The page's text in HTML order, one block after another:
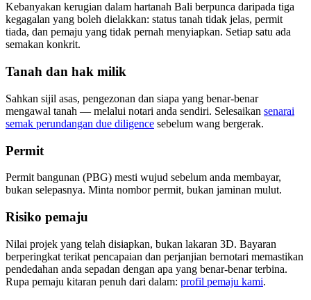
Kebanyakan kerugian dalam hartanah Bali berpunca daripada tiga
kegagalan yang boleh dielakkan: status tanah tidak jelas, permit
tiada, dan pemaju yang tidak pernah menyiapkan. Setiap satu ada
semakan konkrit.
Tanah dan hak milik
Sahkan sijil asas, pengezonan dan siapa yang benar-benar
mengawal tanah — melalui notari anda sendiri. Selesaikan senarai
semak perundangan due diligence sebelum wang bergerak.
Permit
Permit bangunan (PBG) mesti wujud sebelum anda membayar,
bukan selepasnya. Minta nombor permit, bukan jaminan mulut.
Risiko pemaju
Nilai projek yang telah disiapkan, bukan lakaran 3D. Bayaran
berperingkat terikat pencapaian dan perjanjian bernotari memastikan
pendedahan anda sepadan dengan apa yang benar-benar terbina.
Rupa pemaju kitaran penuh dari dalam: profil pemaju kami.